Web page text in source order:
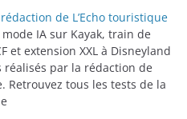
de L’Echo touristique
IA sur Kayak, train de
et extension XXL à Disneyland
réalisés par la rédaction de
Retrouvez tous les tests de la